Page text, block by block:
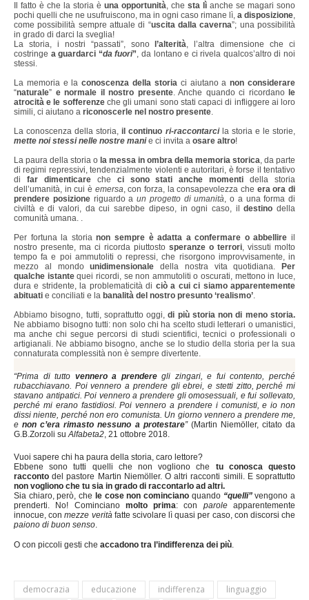
Il fatto è che la storia è una opportunità, che sta lì anche se magari sono
pochi quelli che ne usufruiscono, ma in ogni caso rimane lì, a disposizione,
come possibilità sempre attuale di “uscita dalla caverna”; una possibilità
in grado di darci la sveglia!
La storia, i nostri “passati”, sono
l’alterità, l’altra dimensione che ci
costringe a guardarci “da fuori”, da lontano e ci rivela qualcos’altro di noi
stessi.
La memoria e laconoscenza della storiaci aiutano anon considerare
“naturale” e normale il nostro presente. Anche quando ci ricordano le
atrocità e le sofferenzeche gli umani sono stati capaci di infliggere ai loro
simili, ci aiutano a riconoscerle nel nostro presente.
La conoscenza della storia, il continuo ri-raccontarci la storia e le storie,
mette noi stessi nelle nostre manie ci invita a osare altro!
La paura della storia o la messa in ombra della memoria storica, da parte
di regimi repressivi, tendenzialmente violenti e autoritari, è forse il tentativo
di far dimenticareche ci sono stati anche momenti della storia
dell’umanità, in cui è emersa, con forza, la consapevolezza che era ora di
prendere posizioneriguardo a un progetto di umanità, o a una forma di
civiltà e di valori, da cui sarebbe dipeso, in ogni caso, ildestino della
comunità umana. .
Per fortuna la storianon sempre è adatta a confermare o abbellire il
nostro presente, ma ci ricorda piuttosto speranze o terrori, vissuti molto
tempo fa e poi ammutoliti o repressi, che risorgono improvvisamente, in
mezzo al mondounidimensionale della nostra vita quotidiana.
Per
qualche istantequei ricordi, se non ammutoliti o oscurati, mettono in luce,
dura e stridente, la problematicità di ciò a cui ci siamo apparentemente
abituati e conciliati e la banalità del nostro presunto ‘realismo’.
Abbiamo bisogno, tutti, soprattutto oggi,di più storia non di meno storia.
Ne abbiamo bisogno tutti: non solo chi ha scelto studi letterari o umanistici,
ma anche chi segue percorsi di studi scientifici, tecnici o professionali o
artigianali. Ne abbiamo bisogno, anche se lo studio della storia per la sua
connaturata complessità non è sempre divertente.
“Prima di tutto vennero a prenderegli zingari, e fui contento, perché
rubacchiavano. Poi vennero a prendere gli ebrei, e stetti zitto, perché mi
stavano antipatici. Poi vennero a prendere gli omosessuali, e fui sollevato,
perché mi erano fastidiosi. Poi vennero a prendere i comunisti, e io non
dissi niente, perché non ero comunista. Un giorno vennero a prendere me,
enon c’era rimasto nessuno a protestare”(Martin Niemöller, citato da
G.B.Zorzoli suAlfabeta2, 21 ottobre 2018.
Vuoi sapere chi ha paura della storia, caro lettore?
Ebbene sono tutti quelli che non vogliono che tu conosca questo
racconto del pastore Martin Niemöller. O altri racconti simili. E soprattutto
non vogliono che tu sia in grado di raccontarlo ad altri.
Sia chiaro, però, che le cose non cominciano quando “quelli”vengono a
prenderti. No! Cominciano molto prima: con paroleapparentemente
innocue, conmezze verità fatte scivolare lì quasi per caso, con discorsi che
paiono di buon senso.
O con piccoli gesti che accadono tra l’indifferenza dei più.
democrazia educazione indifferenza
linguaggio